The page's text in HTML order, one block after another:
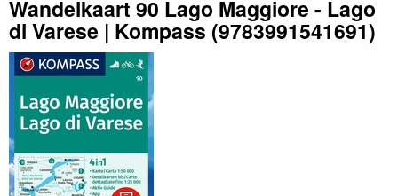
Wandelkaart 90 Lago Maggiore - Lago
di Varese | Kompass (9783991541691)